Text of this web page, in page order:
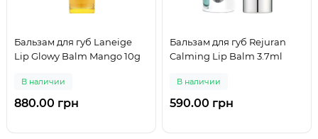
Бальзам для губ Laneige
Lip Glowy Balm Mango 10g
В наличии
880.00 грн
Бальзам для губ Rejuran
Calming Lip Balm 3.7ml
В наличии
590.00 грн